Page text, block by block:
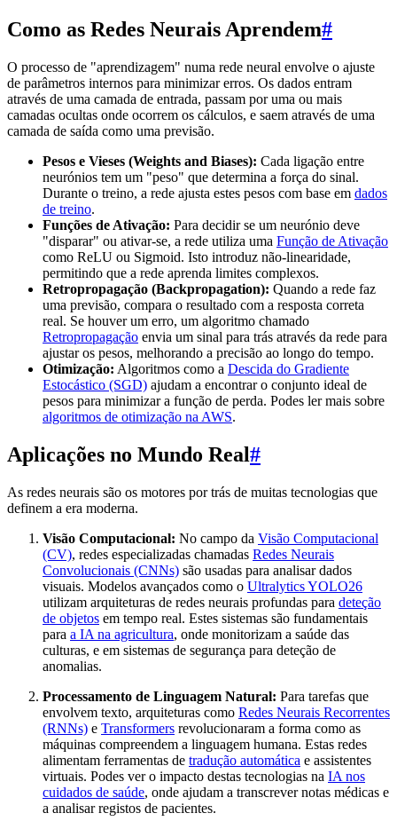
Como as Redes Neurais Aprendem#
O processo de "aprendizagem" numa rede neural envolve o ajuste
de parâmetros internos para minimizar erros. Os dados entram
através de uma camada de entrada, passam por uma ou mais
camadas ocultas onde ocorrem os cálculos, e saem através de uma
camada de saída como uma previsão.
Pesos e Vieses (Weights and Biases): Cada ligação entre
neurónios tem um "peso" que determina a força do sinal.
Durante o treino, a rede ajusta estes pesos com base em dados
de treino.
Funções de Ativação: Para decidir se um neurónio deve
"disparar" ou ativar-se, a rede utiliza uma Função de Ativação
como ReLU ou Sigmoid. Isto introduz não-linearidade,
permitindo que a rede aprenda limites complexos.
Retropropagação (Backpropagation): Quando a rede faz
uma previsão, compara o resultado com a resposta correta
real. Se houver um erro, um algoritmo chamado
Retropropagação envia um sinal para trás através da rede para
ajustar os pesos, melhorando a precisão ao longo do tempo.
Otimização: Algoritmos como a Descida do Gradiente
Estocástico (SGD) ajudam a encontrar o conjunto ideal de
pesos para minimizar a função de perda. Podes ler mais sobre
algoritmos de otimização na AWS.
Aplicações no Mundo Real#
As redes neurais são os motores por trás de muitas tecnologias que
definem a era moderna.
Visão Computacional: No campo da Visão Computacional
(CV), redes especializadas chamadas Redes Neurais
Convolucionais (CNNs) são usadas para analisar dados
visuais. Modelos avançados como o Ultralytics YOLO26
utilizam arquiteturas de redes neurais profundas para deteção
de objetos em tempo real. Estes sistemas são fundamentais
para a IA na agricultura, onde monitorizam a saúde das
culturas, e em sistemas de segurança para deteção de
anomalias.
Processamento de Linguagem Natural: Para tarefas que
envolvem texto, arquiteturas como Redes Neurais Recorrentes
(RNNs) e Transformers revolucionaram a forma como as
máquinas compreendem a linguagem humana. Estas redes
alimentam ferramentas de tradução automática e assistentes
virtuais. Podes ver o impacto destas tecnologias na IA nos
cuidados de saúde, onde ajudam a transcrever notas médicas e
a analisar registos de pacientes.